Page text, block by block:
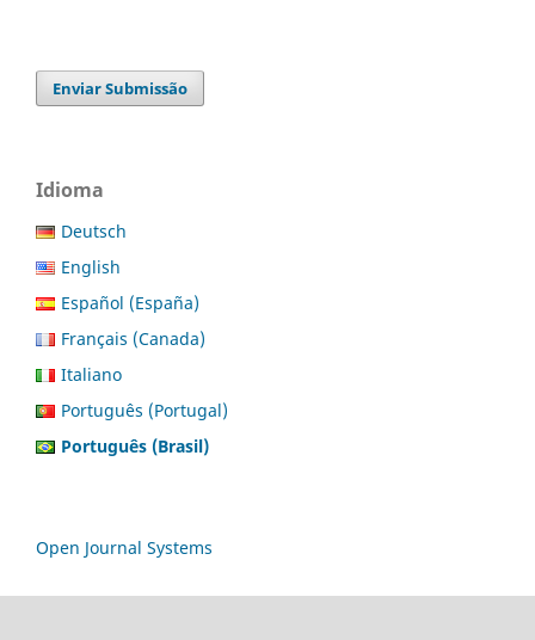
Enviar Submissão
Idioma
Deutsch
English
Español (España)
Français (Canada)
Italiano
Português (Portugal)
Português (Brasil)
Open Journal Systems